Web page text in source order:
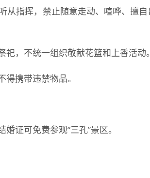
从指挥，禁止随意走动、喧哗、擅
，不统一组织敬献花篮和上香活动。
携带违禁物品。
证可免费参观“三孔”景区。